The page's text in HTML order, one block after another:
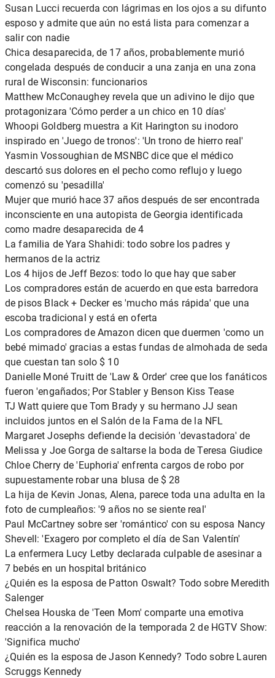
Susan Lucci recuerda con lágrimas en los ojos a su difunto
esposo y admite que aún no está lista para comenzar a
salir con nadie
Chica desaparecida, de 17 años, probablemente murió
congelada después de conducir a una zanja en una zona
rural de Wisconsin: funcionarios
Matthew McConaughey revela que un adivino le dijo que
protagonizara 'Cómo perder a un chico en 10 días'
Whoopi Goldberg muestra a Kit Harington su inodoro
inspirado en 'Juego de tronos': 'Un trono de hierro real'
Yasmin Vossoughian de MSNBC dice que el médico
descartó sus dolores en el pecho como reflujo y luego
comenzó su 'pesadilla'
Mujer que murió hace 37 años después de ser encontrada
inconsciente en una autopista de Georgia identificada
como madre desaparecida de 4
La familia de Yara Shahidi: todo sobre los padres y
hermanos de la actriz
Los 4 hijos de Jeff Bezos: todo lo que hay que saber
Los compradores están de acuerdo en que esta barredora
de pisos Black + Decker es 'mucho más rápida' que una
escoba tradicional y está en oferta
Los compradores de Amazon dicen que duermen 'como un
bebé mimado' gracias a estas fundas de almohada de seda
que cuestan tan solo $ 10
Danielle Moné Truitt de 'Law & Order' cree que los fanáticos
fueron 'engañados; Por Stabler y Benson Kiss Tease
TJ Watt quiere que Tom Brady y su hermano JJ sean
incluidos juntos en el Salón de la Fama de la NFL
Margaret Josephs defiende la decisión 'devastadora' de
Melissa y Joe Gorga de saltarse la boda de Teresa Giudice
Chloe Cherry de 'Euphoria' enfrenta cargos de robo por
supuestamente robar una blusa de $ 28
La hija de Kevin Jonas, Alena, parece toda una adulta en la
foto de cumpleaños: '9 años no se siente real'
Paul McCartney sobre ser 'romántico' con su esposa Nancy
Shevell: 'Exagero por completo el día de San Valentín'
La enfermera Lucy Letby declarada culpable de asesinar a
7 bebés en un hospital británico
¿Quién es la esposa de Patton Oswalt? Todo sobre Meredith
Salenger
Chelsea Houska de 'Teen Mom' comparte una emotiva
reacción a la renovación de la temporada 2 de HGTV Show:
'Significa mucho'
¿Quién es la esposa de Jason Kennedy? Todo sobre Lauren
Scruggs Kennedy